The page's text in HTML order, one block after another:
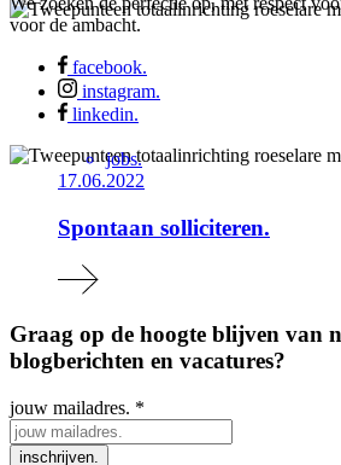
voor de ambacht.
facebook.
instagram.
linkedin.
jobs.
17.06.2022
Spontaan solliciteren.
Graag op de hoogte blijven van
blogberichten en vacatures?
jouw mailadres. *
inschrijven.